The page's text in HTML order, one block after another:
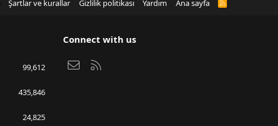
Şartlar ve kurallar Gizlilik politikası Yardım Ana sayfa
R
99,612
435,846
24,825
Connect with us
Bize ulaşın